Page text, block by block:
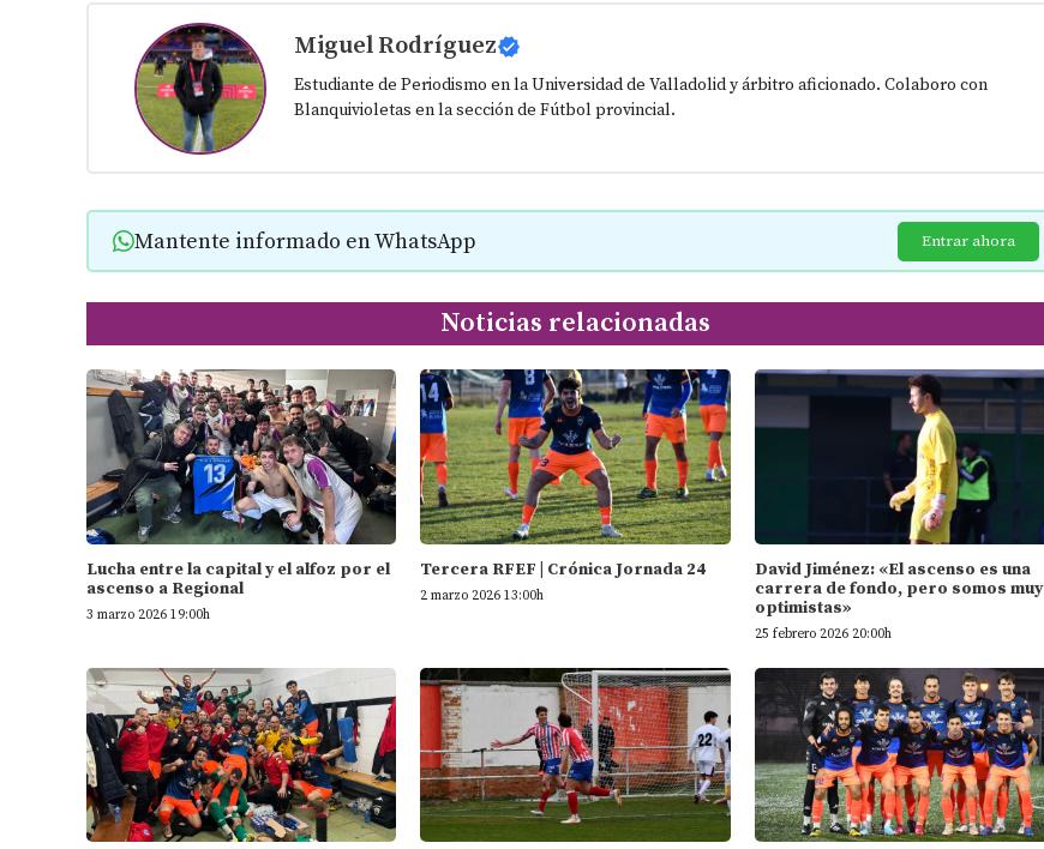
Miguel Rodríguez
Estudiante de Periodismo en la Universidad de Valladolid y árbitro aficionado. Colaboro con
Blanquivioletas en la sección de Fútbol provincial.
Mantente informado en WhatsApp Entrar ahora
Noticias relacionadas
Lucha entre la capital y el alfoz por el
ascenso a Regional
3 marzo 2026 19:00h
Tercera RFEF | Crónica Jornada 24
2 marzo 2026 13:00h
David Jiménez: «El ascenso es una
carrera de fondo, pero somos muy
optimistas»
25 febrero 2026 20:00h